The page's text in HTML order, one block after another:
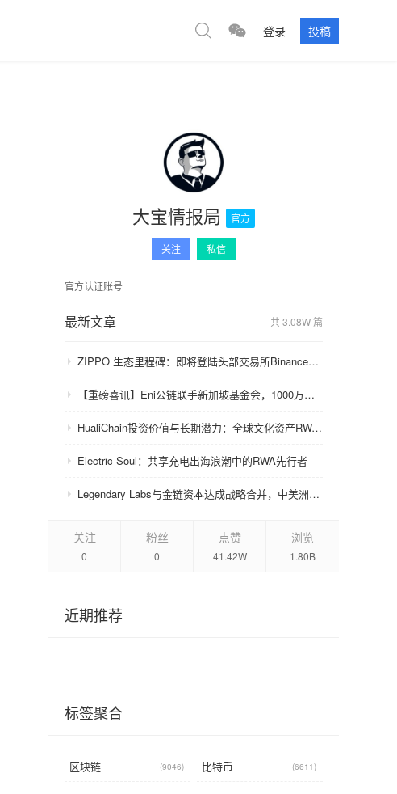
登录 投稿
大宝情报局 官方
关注 私信
官方认证账号
最新文章 共 3.08W 篇
ZIPPO 生态里程碑：即将登陆头部交易所Binance，GameFi 与通缩模型开启价值飞轮
【重磅喜讯】Eni公链联手新加坡基金会，1000万美金赋能众环CRC！
HualiChain投资价值与长期潜力：全球文化资产RWA赛道的基础设施级机会正在形成
Electric Soul：共享充电出海浪潮中的RWA先行者
Legendary Labs与金链资本达成战略合并，中美洲牌照加持助力生态升级
关注
0
粉丝
0
点赞
41.42W
浏览
1.80B
近期推荐
标签聚合
区块链 (9046) 比特币 (6611)